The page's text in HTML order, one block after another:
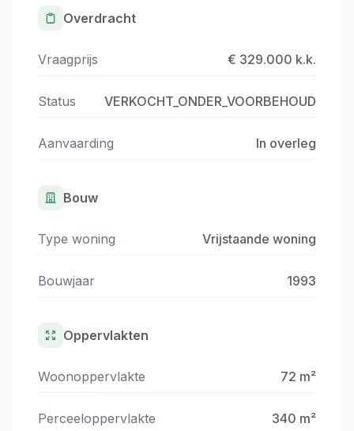
Overdracht
Vraagprijs € 329.000 k.k.
Status VERKOCHT_ONDER_VOORBEHOUD
Aanvaarding In overleg
Bouw
Type woning Vrijstaande woning
Bouwjaar 1993
Oppervlakten
Woonoppervlakte 72 m²
Perceeloppervlakte 340 m²